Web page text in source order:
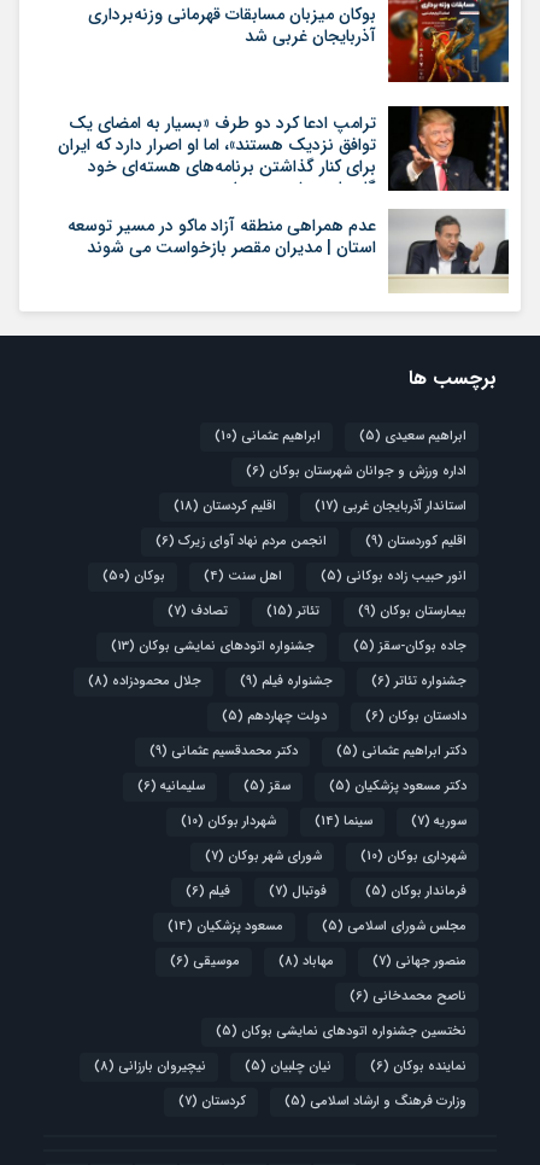
بوکان میزبان مسابقات قهرمانی وزنه‌برداری
آذربایجان غربی شد
ترامپ ادعا کرد دو طرف «بسیار به امضای یک
توافق نزدیک هستند»، اما او اصرار دارد که ایران
برای کنار گذاشتن برنامه‌های هسته‌ای خود
گام‌های بیشتری بردارد
عدم همراهی منطقه آزاد ماکو در مسیر توسعه
استان | مدیران مقصر بازخواست می شوند
برچسب ها
ابراهیم سعیدی (5) ابراهیم عثمانی (10)
اداره ورزش و جوانان شهرستان بوکان (6)
استاندار آذربایجان غربی (17) اقلیم کردستان (18)
اقلیم کوردستان (9) انجمن مردم نهاد آوای زیرک (6)
انور حبیب زاده بوکانی (5) اهل سنت (4) بوکان (50)
بیمارستان بوکان (9) تئاتر (15) تصادف (7)
جاده بوکان-سقز (5) جشنواره اتودهای نمایشی بوکان (13)
جشنواره تئاتر (6) جشنواره فیلم (9) جلال محمودزاده (8)
دادستان بوکان (6) دولت چهاردهم (5)
دکتر ابراهیم عثمانی (5) دکتر محمدقسیم عثمانی (9)
دکتر مسعود پزشکیان (5) سقز (5) سلیمانیه (6)
سوریه (7) سینما (14) شهردار بوکان (10)
شهرداری بوکان (10) شورای شهر بوکان (7)
فرماندار بوکان (5) فوتبال (7) فیلم (6)
مجلس شورای اسلامی (5) مسعود پزشکیان (14)
منصور جهانی (7) مهاباد (8) موسیقی (6)
ناصح محمدخانی (6)
نختسین جشنواره اتودهای نمایشی بوکان (5)
نماینده بوکان (6) نیان چلبیان (5) نیچیروان بارزانی (8)
وزارت فرهنگ و ارشاد اسلامی (5) کردستان (7)